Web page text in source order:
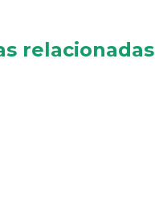
relacionadas